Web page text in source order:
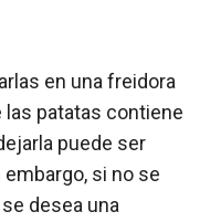
en una freidora
las patatas contiene
puede ser
si no se
desea una